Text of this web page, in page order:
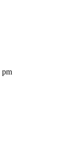
pm